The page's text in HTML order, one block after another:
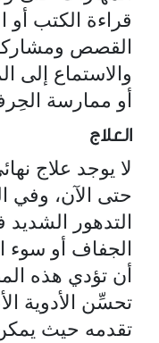
قراءة الكتب أو
القصص ومشاركة
والاستماع إلى
أو ممارسة
العلاج
لا يوجد علاج
حتى الآن، وفي
التدهور
الجفاف أو سوء
أن تؤدي هذه
تحسِّن الأدوية
تقدمه حيث